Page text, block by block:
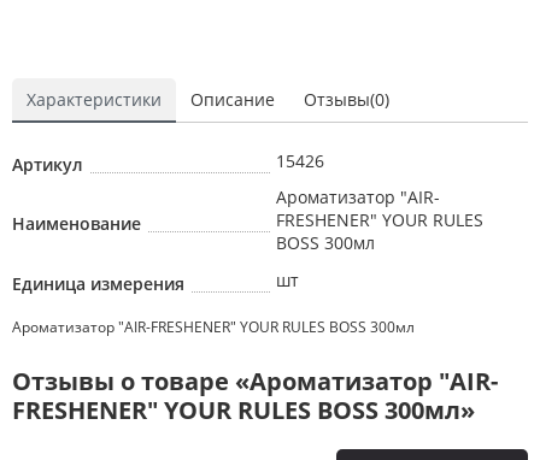
Характеристики Описание Отзывы(0)
Артикул 15426
Наименование
Ароматизатор "AIR-
FRESHENER" YOUR RULES
BOSS 300мл
Единица измерения
шт
Ароматизатор "AIR-FRESHENER" YOUR RULES BOSS 300мл
Отзывы о товаре «Ароматизатор "AIR-
FRESHENER" YOUR RULES BOSS 300мл»